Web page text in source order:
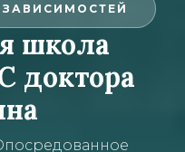
школа
доктора